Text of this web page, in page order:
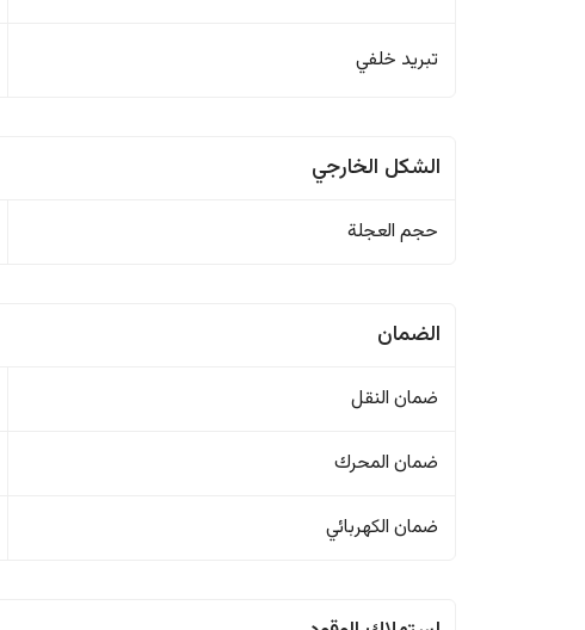
تبريد خلفي
الشكل الخارجي
حجم العجلة
الضمان
ضمان النقل
ضمان المحرك
ضمان الكهربائي